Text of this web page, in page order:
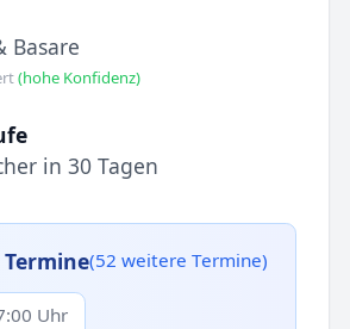
Basare
(hohe Konfidenz)
in 30 Tagen
(52 weitere Termine)
Uhr